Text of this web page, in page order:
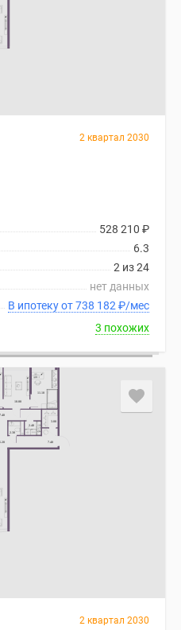
2 квартал 2030
528 210 ₽
6.3
2 из 24
нет данных
В ипотеку от 738 182 ₽/мес
3 похожих
2 квартал 2030